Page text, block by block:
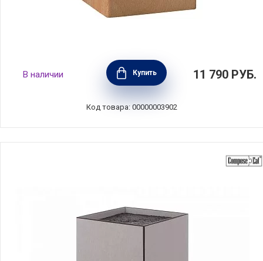
Подставка для ножей на 7 предметов, бук,
Zwilling J.A. Henckels, 35149-400
В наличии Купить 11 790 РУБ.
Код товара: 00000003902